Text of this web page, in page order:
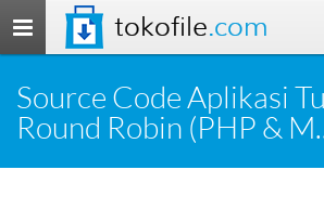
Toggle
navigation
tokofile.com
Source Code Aplikasi
Round Robin (PHP &